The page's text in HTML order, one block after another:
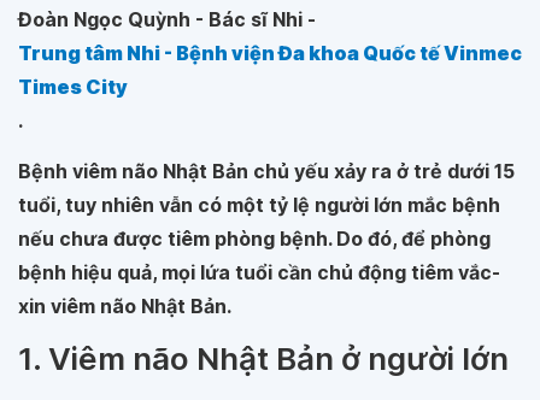
Đoàn Ngọc Quỳnh - Bác sĩ Nhi -
Trung tâm Nhi - Bệnh viện Đa khoa Quốc tế Vinmec
Times City
.
Bệnh viêm não Nhật Bản chủ yếu xảy ra ở trẻ dưới 15
tuổi, tuy nhiên vẫn có một tỷ lệ người lớn mắc bệnh
nếu chưa được tiêm phòng bệnh. Do đó, để phòng
bệnh hiệu quả, mọi lứa tuổi cần chủ động tiêm vắc-
xin viêm não Nhật Bản.
1. Viêm não Nhật Bản ở người lớn